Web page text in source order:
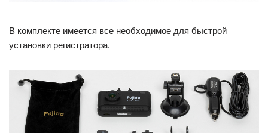
В комплекте имеется все необходимое для быстрой
установки регистратора.